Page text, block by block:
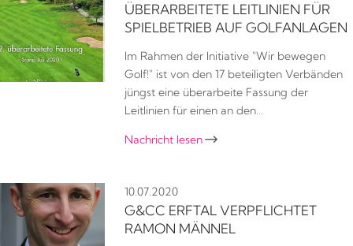
ÜBERARBEITETE LEITLINIEN FÜR
SPIELBETRIEB AUF GOLFANLAGEN
Im Rahmen der Initiative "Wir bewegen
Golf!" ist von den 17 beteiligten Verbänden
jüngst eine überarbeite Fassung der
Leitlinien für einen an den…
Nachricht lesen 
10.07.2020
G&CC ERFTAL VERPFLICHTET
RAMON MÄNNEL